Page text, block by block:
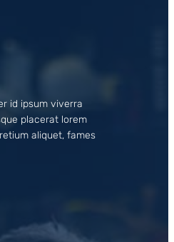
id ipsum viverra
placerat lorem
aliquet, fames